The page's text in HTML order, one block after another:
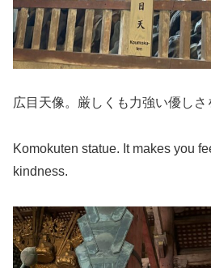
広目天像。厳しくも力強い優しさ
Komokuten statue. It makes you
kindness.